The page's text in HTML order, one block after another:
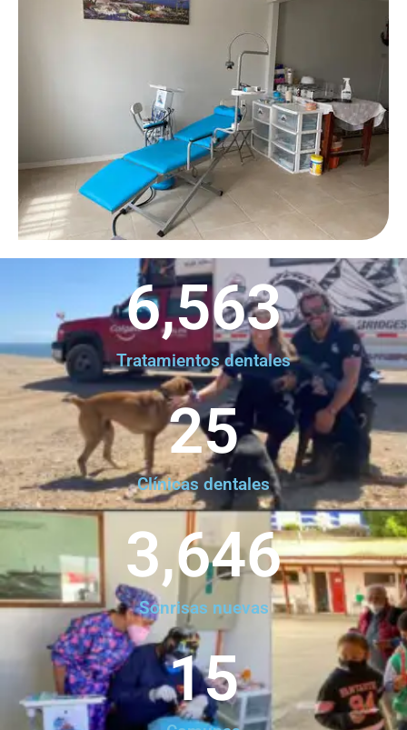
Tratamientos dentales
6,563
Clínicas dentales
25
Sonrisas nuevas
3,646
15